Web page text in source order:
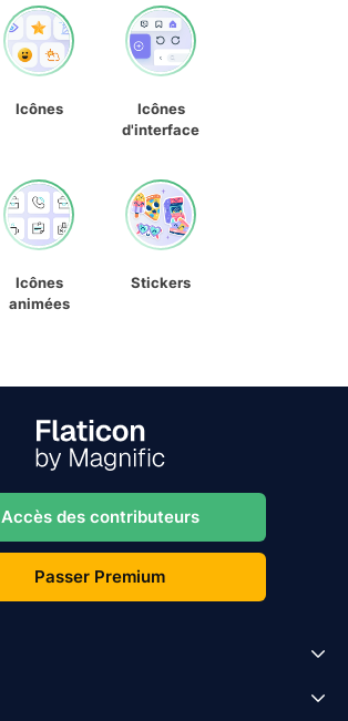
Icônes
Icônes
d'interface
Icônes
animées
Stickers
Accès des contributeurs
Passer Premium